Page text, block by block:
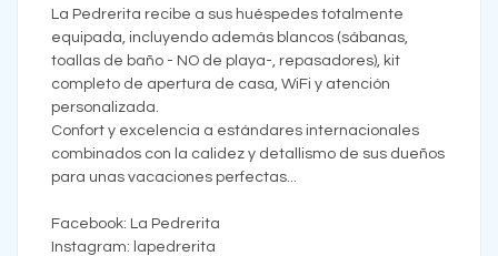
La Pedrerita recibe a sus huéspedes totalmente
equipada, incluyendo además blancos (sábanas,
toallas de baño - NO de playa-, repasadores), kit
completo de apertura de casa, WiFi y atención
personalizada.
Confort y excelencia a estándares internacionales
combinados con la calidez y detallismo de sus dueños
para unas vacaciones perfectas...
Facebook: La Pedrerita
Instagram: lapedrerita